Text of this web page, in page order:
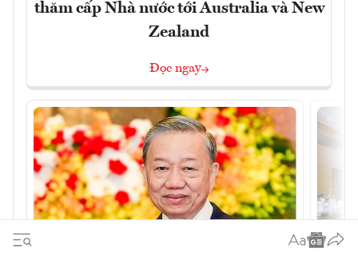
thăm cấp Nhà nước tới Australia và New
Zealand
Đọc ngay